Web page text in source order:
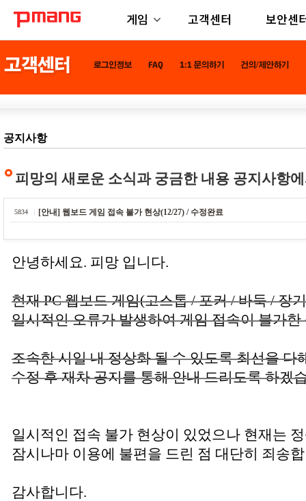
게임 고객센터 보안센
공지사항
피망의 새로운 소식과 궁금한 내용 공지사항
5834 [안내] 웹보드 게임 접속 불가 현상(12/27) / 수정완료
안녕하세요. 피망 입니다.
현재 PC 웹보드 게임(고스톱 / 포커 / 바둑 / 장
일시적인 오류가 발생하여 게임 접속이 불가한
조속한 시일 내 정상화 될 수 있도록 최선을 다
수정 후 재차 공지를 통해 안내 드리도록 하겠
일시적인 접속 불가 현상이 있었으나 현재는
잠시나마 이용에 불편을 드린 점 대단히 죄송
감사합니다.